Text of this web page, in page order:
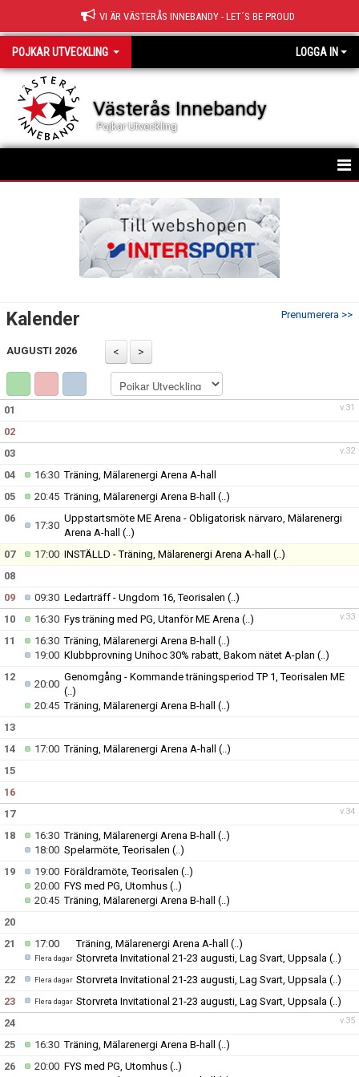
VI ÄR VÄSTERÅS INNEBANDY - LET´S BE PROUD
POJKAR UTVECKLING LOGGA IN
Västerås Innebandy
Pojkar Utveckling
DOKUMENT
ANMÄL DIG HÄR
Prenumerera >>
Kalender
AUGUSTI 2026
v.31
01
02
v.32
03
04
16:30Träning, Mälarenergi Arena A-hall
05
20:45Träning, Mälarenergi Arena B-hall (..)
06
17:30
Uppstartsmöte ME Arena - Obligatorisk närvaro, Mälarenergi
Arena A-hall (..)
07
17:00 INSTÄLLD - Träning, Mälarenergi Arena A-hall (..)
08
09
09:30 Ledarträff - Ungdom 16, Teorisalen (..)
v.33
10 16:30 Fys träning med PG, Utanför ME Arena (..)
11
16:30Träning, Mälarenergi Arena B-hall (..)
19:00 Klubbprovning Unihoc 30% rabatt, Bakom nätet A-plan (..)
12
20:00
Genomgång - Kommande träningsperiod TP 1, Teorisalen ME
(..)
20:45Träning, Mälarenergi Arena B-hall (..)
13
14
17:00Träning, Mälarenergi Arena A-hall (..)
15
16
v.34
17
18
16:30Träning, Mälarenergi Arena B-hall (..)
18:00 Spelarmöte, Teorisalen (..)
19
19:00 Föräldramöte, Teorisalen (..)
20:00 FYS med PG, Utomhus (..)
20:45Träning, Mälarenergi Arena B-hall (..)
20
21
17:00 Träning, Mälarenergi Arena A-hall (..)
Flera dagar Storvreta Invitational 21-23 augusti, Lag Svart, Uppsala (..)
22
Flera dagar Storvreta Invitational 21-23 augusti, Lag Svart, Uppsala (..)
23
Flera dagar Storvreta Invitational 21-23 augusti, Lag Svart, Uppsala (..)
v.35
24
25
16:30Träning, Mälarenergi Arena B-hall (..)
26
20:00 FYS med PG, Utomhus (..)